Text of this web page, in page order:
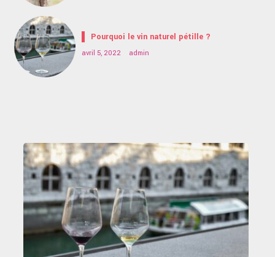
Pourquoi le vin naturel pétille ?
avril 5, 2022 admin